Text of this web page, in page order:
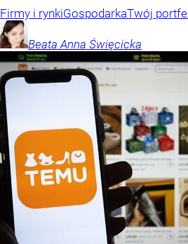
Firmy i rynkiGospodarkaTwój portfel
Beata Anna Święcicka